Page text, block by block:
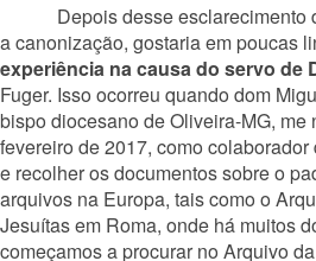
Depois desse esclarecimento
a canonização, gostaria em poucas
experiência na causa do servo de
Fuger. Isso ocorreu quando dom
bispo diocesano de Oliveira-MG, me
fevereiro de 2017, como
e recolher os documentos sobre o
arquivos na Europa, tais como o
Jesuítas em Roma, onde há muitos
começamos a procurar no Arquivo